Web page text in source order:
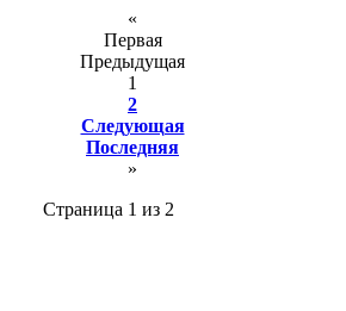
«
Первая
Предыдущая
1
2
Следующая
Последняя
»
Страница 1 из 2